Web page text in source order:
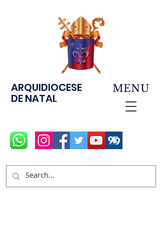
ARQUIDIOCESE
DE NATAL
MENU